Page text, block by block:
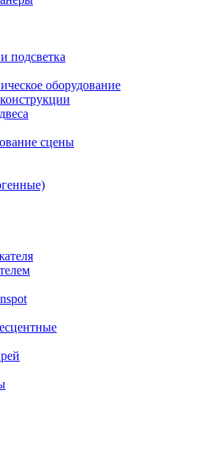
подсветка
оборудование
сцены